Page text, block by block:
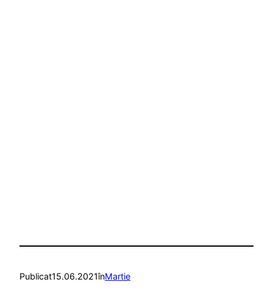
Publicat15.06.2021înMartie